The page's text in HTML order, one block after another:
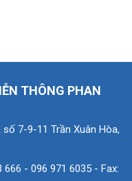
THÔNG PHAN
7-9-11 Trần Xuân Hòa,
666 - 096 971 6035 - Fax: